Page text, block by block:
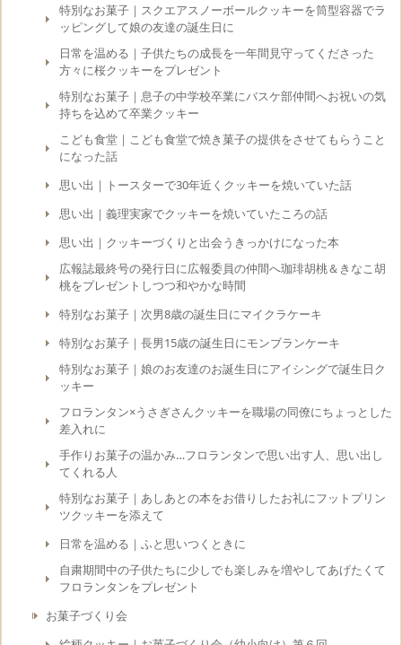
特別なお菓子｜スクエアスノーボールクッキーを筒型容器でラ
ッピングして娘の友達の誕生日に
日常を温める｜子供たちの成長を一年間見守ってくださった
方々に桜クッキーをプレゼント
特別なお菓子｜息子の中学校卒業にバスケ部仲間へお祝いの気
持ちを込めて卒業クッキー
こども食堂｜こども食堂で焼き菓子の提供をさせてもらうこと
になった話
思い出｜トースターで30年近くクッキーを焼いていた話
思い出｜義理実家でクッキーを焼いていたころの話
思い出｜クッキーづくりと出会うきっかけになった本
広報誌最終号の発行日に広報委員の仲間へ珈琲胡桃＆きなこ胡
桃をプレゼントしつつ和やかな時間
特別なお菓子｜次男8歳の誕生日にマイクラケーキ
特別なお菓子｜長男15歳の誕生日にモンブランケーキ
特別なお菓子｜娘のお友達のお誕生日にアイシングで誕生日ク
ッキー
フロランタン×うさぎさんクッキーを職場の同僚にちょっとした
差入れに
手作りお菓子の温かみ…フロランタンで思い出す人、思い出し
てくれる人
特別なお菓子｜あしあとの本をお借りしたお礼にフットプリン
ツクッキーを添えて
日常を温める｜ふと思いつくときに
自粛期間中の子供たちに少しでも楽しみを増やしてあげたくて
フロランタンをプレゼント
お菓子づくり会